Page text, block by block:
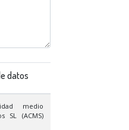
datos
medio
SL (ACMS)